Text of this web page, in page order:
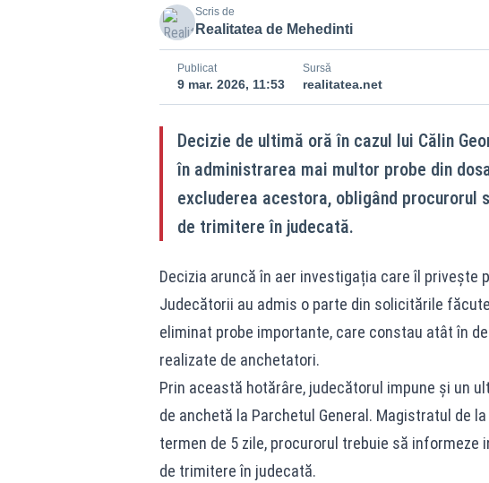
Scris de
Realitatea de Mehedinti
Publicat
9 mar. 2026, 11:53
Sursă
realitatea.net
Decizie de ultimă oră în cazul lui Călin
în administrarea mai multor probe din
excluderea acestora, obligând procurorul
de trimitere în judecată.
Decizia aruncă în aer investigația care îl privește
Judecătorii au admis o parte din solicitările
eliminat probe importante, care constau atât în
realizate de anchetatori.
Prin această hotărâre, judecătorul impune și un
de anchetă la Parchetul General. Magistratul de
termen de 5 zile, procurorul trebuie să
de trimitere în judecată.